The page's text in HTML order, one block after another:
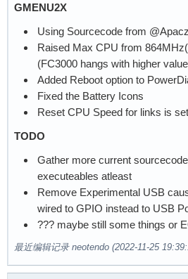
GMENU2X
Using Sourcecode from
Raised Max CPU from
(FC3000 hangs with higher
Added Reboot option to
Fixed the Battery Icons
Reset CPU Speed for links is
TODO
Gather more current
executeables atleast
Remove Experimental USB
wired to GPIO instead to USB
??? maybe still some things or
最近编辑记录 neotendo (2022-11-25